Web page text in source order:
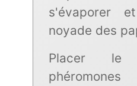
s'évaporer
noyade des
Placer